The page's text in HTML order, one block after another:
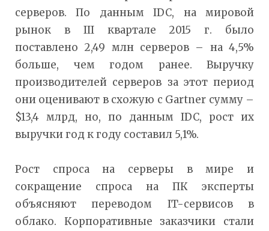
серверов. По данным IDC, на мировой
рынок в III квартале 2015 г. было
поставлено 2,49 млн серверов – на 4,5%
больше, чем годом ранее. Выручку
производителей серверов за этот период
они оценивают в схожую с Gartner сумму –
$13,4 млрд, но, по данным IDC, рост их
выручки год к году составил 5,1%.
Рост спроса на серверы в мире и
сокращение спроса на ПК эксперты
объясняют переводом IT-сервисов в
облако. Корпоративные заказчики стали